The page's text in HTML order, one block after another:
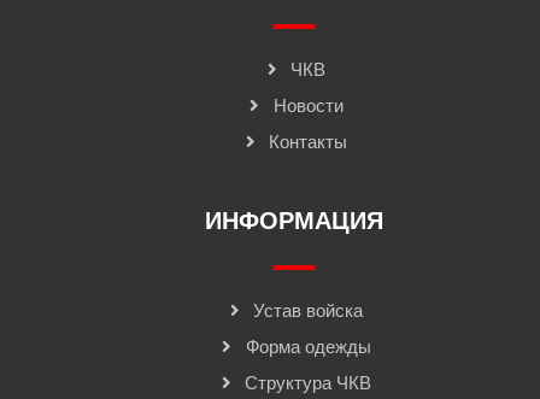
ЧКВ
Новости
Контакты
ИНФОРМАЦИЯ
Устав войска
Форма одежды
Структура ЧКВ